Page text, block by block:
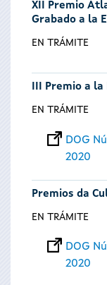
usted
aquí
XII Premio
Grabado a la
EN TRÁMITE
III Premio a la
EN TRÁMITE
DOG
2020
Premios da
EN TRÁMITE
DOG
2020